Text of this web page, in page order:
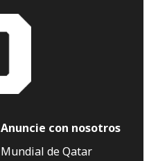
Anuncie con nosotros
Mundial de Qatar